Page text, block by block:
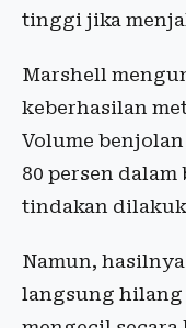
tinggi jika
Marshell
keberhasilan
Volume
80 persen
tindakan
Namun,
langsung hilang